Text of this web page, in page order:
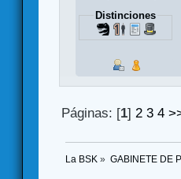
Distinciones
Páginas: [1]2 3 4
La BSK » GABINETE DE